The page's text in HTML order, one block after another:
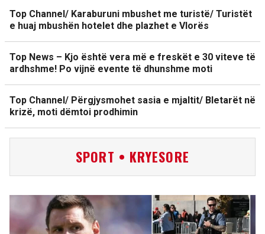
Top Channel/ Karaburuni mbushet me turistë/ Turistët
e huaj mbushën hotelet dhe plazhet e Vlorës
Top News – Kjo është vera më e freskët e 30 viteve të
ardhshme! Po vijnë evente të dhunshme moti
Top Channel/ Përgjysmohet sasia e mjaltit/ Bletarët në
krizë, moti dëmtoi prodhimin
SPORT • KRYESORE